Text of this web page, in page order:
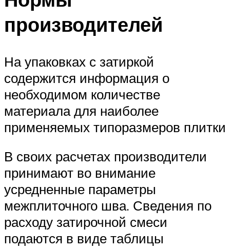
производителей
На упаковках с затиркой
содержится информация о
необходимом количестве
материала для наиболее
применяемых типоразмеров плитки
В своих расчетах производители
принимают во внимание
усредненные параметры
межплиточного шва. Сведения по
расходу затирочной смеси
подаются в виде таблицы